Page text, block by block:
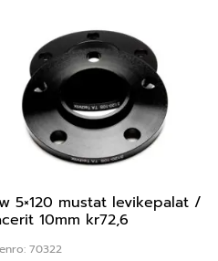
5×120 mustat levikepalat /
10mm kr72,6
70322